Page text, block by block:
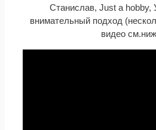
Станислав, Just a hobby,
внимательный подход
видео